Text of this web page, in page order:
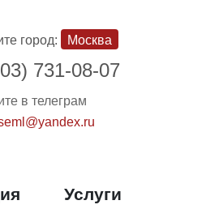
всем советую этот
М.
определится с выбором и
город: Москва
731-08-07
в телеграм
Услуги